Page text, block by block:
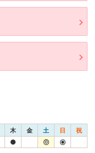
木 金 土 日 祝